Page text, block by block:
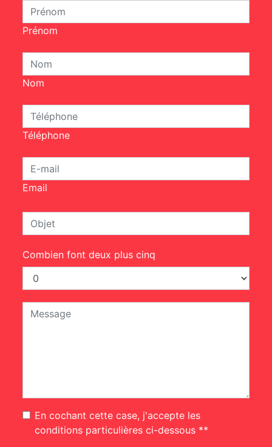
Prénom
Nom
Téléphone
Email
Combien font deux plus cinq
En cochant cette case, j'accepte les
conditions particulières ci-dessous **